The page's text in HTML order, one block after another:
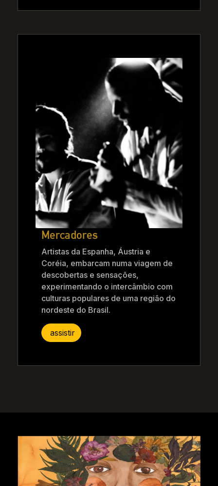
Mercadores
Artistas da Espanha, Áustria e
Coréia, embarcam numa viagem de
descobertas e sensações,
experimentando o intercâmbio com
culturas populares de uma região do
nordeste do Brasil.
assistir